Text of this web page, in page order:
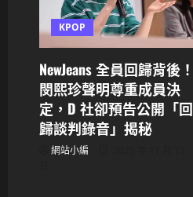
KPOP
NewJeans 全員回歸背後！
閔熙珍聲明尊重成員決
定，D 社卻預告公開「回
歸談判錄音」揭秘
網站小編